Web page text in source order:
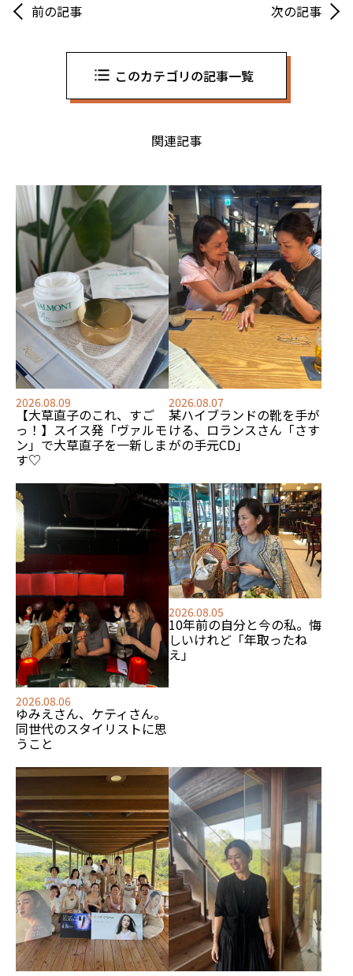
前の記事 次の記事
このカテゴリの記事一覧
関連記事
2026.08.09
【大草直子のこれ、すご
っ！】スイス発「ヴァルモ
ン」で大草直子を一新しま
す♡
2026.08.07
某ハイブランドの靴を手が
ける、 ロランスさん「さす
がの手元CD」
2026.08.06
ゆみえさん、ケティさん。
同世代のスタイリストに思
うこと
2026.08.05
10年前の自分と今の私。悔
しいけれど「年取ったね
え」